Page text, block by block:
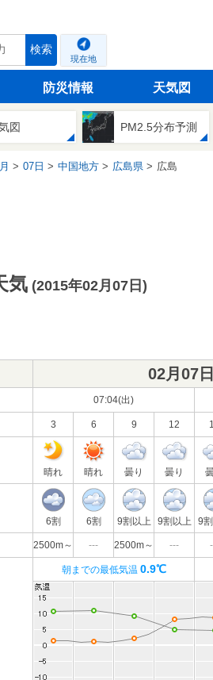
検索
現在地
防災情報 天気図
図 PM2.5分布予測
07日 中国地方 広島県 広島
気 (2015年02月07日)
02月07
07:04(出)
3 6 9 12
晴れ 晴れ 曇り 曇り
6割 6割 9割以上 9割以上 9
2500m～ --- 2500m～ ---
朝までの最低気温 0.9℃